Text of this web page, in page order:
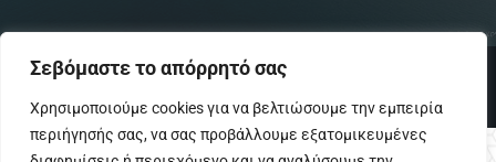
Σεβόμαστε το απόρρητό σας
Χρησιμοποιούμε cookies για να βελτιώσουμε την εμπειρία
περιήγησής σας, να σας προβάλλουμε εξατομικευμένες
© Copyright - IPreveza.gr
Πολιτισμός
Διαφημίσεις-Αγγελίες Επικοινωνια